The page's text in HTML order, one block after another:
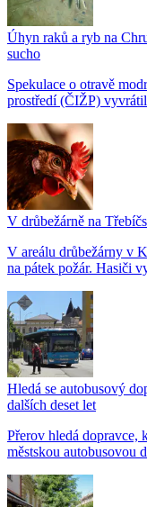
Úhyn raků a ryb na
sucho
Spekulace o otravě
prostředí (ČIŽP)
V drůbežárně na
V areálu drůbežárny v
na pátek požár. Hasiči
Hledá se autobusový
dalších deset let
Přerov hledá dopravce,
městskou autobusovou